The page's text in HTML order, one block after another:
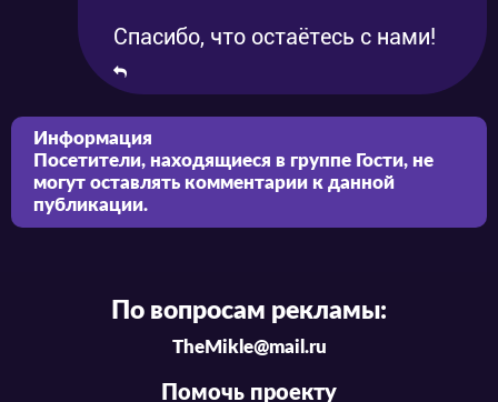
Спасибо, что остаётесь с нами!
Информация
Посетители, находящиеся в группе Гости, не
могут оставлять комментарии к данной
публикации.
По вопросам рекламы:
TheMikle@mail.ru
Помочь проекту